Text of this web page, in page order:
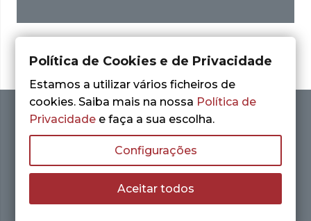
Política de Cookies e de Privacidade
Estamos a utilizar vários ficheiros de
cookies. Saiba mais na nossa Política de
Privacidade e faça a sua escolha.
Configurações
Aceitar todos